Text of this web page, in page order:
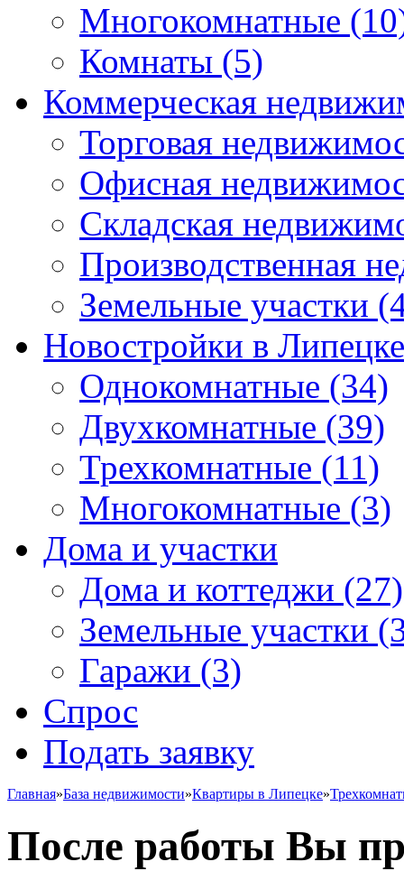
Многокомнатные
Комнаты (5)
Коммерческая
Торговая
Офисная
Складская
Производственная
Земельные участки
Новостройки в Липецке
Однокомнатные (34)
Двухкомнатные (39)
Трехкомнатные (11)
Многокомнатные (3)
Дома и участки
Дома и коттеджи (27)
Земельные участки
Гаражи (3)
Спрос
Подать заявку
Главная»База недвижимости»Квартиры в Липецке»
После работы Вы